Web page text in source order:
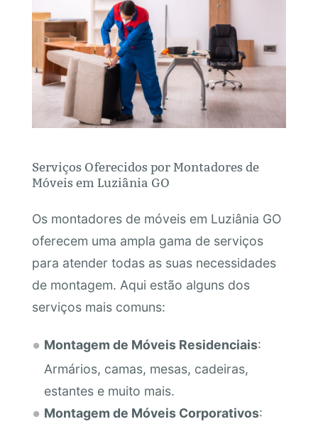
Serviços Oferecidos por Montadores de
Móveis em Luziânia GO
Os montadores de móveis em Luziânia GO
oferecem uma ampla gama de serviços
para atender todas as suas necessidades
de montagem. Aqui estão alguns dos
serviços mais comuns:
Montagem de Móveis Residenciais:
Armários, camas, mesas, cadeiras,
estantes e muito mais.
Montagem de Móveis Corporativos: